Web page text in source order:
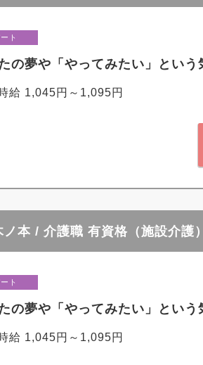
ト
の夢や「やってみたい」とい
給 1,045円～1,095円
本 / 介護職 有資格（施設介護
ト
の夢や「やってみたい」とい
給 1,045円～1,095円